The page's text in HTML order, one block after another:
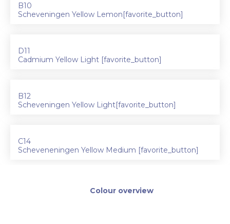
B10
Scheveningen Yellow Lemon[favorite_button]
D11
Cadmium Yellow Light [favorite_button]
B12
Scheveningen Yellow Light[favorite_button]
C14
Scheveneningen Yellow Medium [favorite_button]
Colour overview